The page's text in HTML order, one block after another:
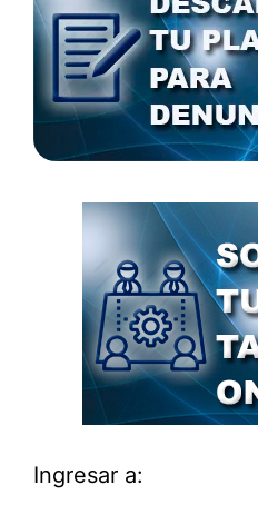
Ingresar a: